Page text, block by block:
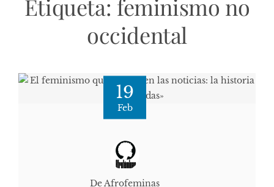
Etiqueta: feminismo no
occidental
19
Feb
De Afrofeminas